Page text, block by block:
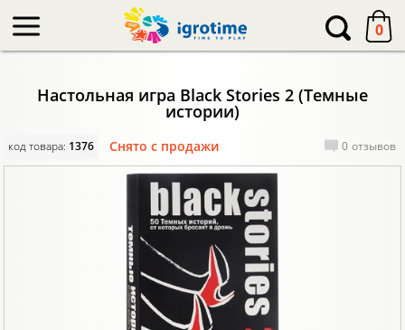
0
Настольная игра Black Stories 2 (Темные
истории)
код товара: 1376 Снято с продажи 0 отзывов